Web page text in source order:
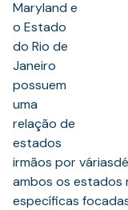
Maryland e
o Estado
do Rio de
Janeiro
possuem
uma
relação de
estados
irmãos por
ambos os estados
específicas